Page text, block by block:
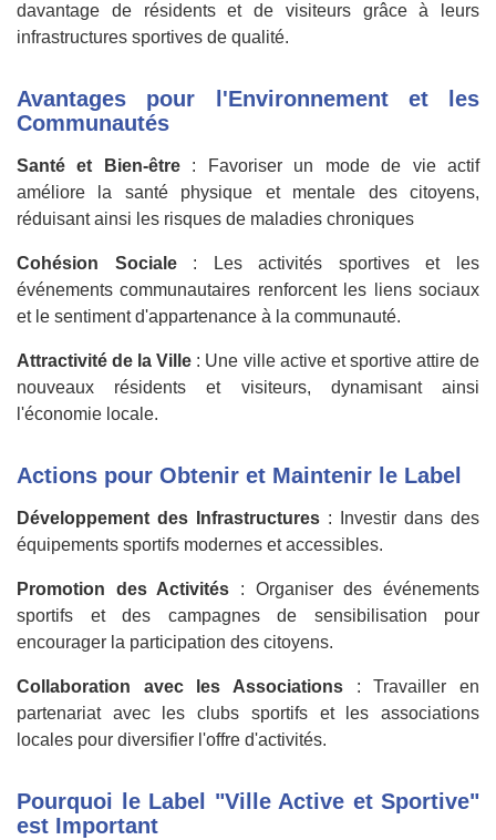
davantage de résidents et de visiteurs grâce à leurs
infrastructures sportives de qualité.
Avantages pour l'Environnement et les
Communautés
Santé et Bien-être: Favoriser un mode de vie actif
améliore la santé physique et mentale des citoyens,
réduisant ainsi les risques de maladies chroniques
Cohésion Sociale: Les activités sportives et les
événements communautaires renforcent les liens sociaux
et le sentiment d'appartenance à la communauté.
Attractivité de la Ville : Une ville active et sportive attire de
nouveaux résidents et visiteurs, dynamisant ainsi
l'économie locale.
Actions pour Obtenir et Maintenir le Label
Développement des Infrastructures : Investir dans des
équipements sportifs modernes et accessibles.
Promotion des Activités : Organiser des événements
sportifs et des campagnes de sensibilisation pour
encourager la participation des citoyens.
Collaboration avec les Associations : Travailler en
partenariat avec les clubs sportifs et les associations
locales pour diversifier l'offre d'activités.
Pourquoi le Label "Ville Active et Sportive"
est Important